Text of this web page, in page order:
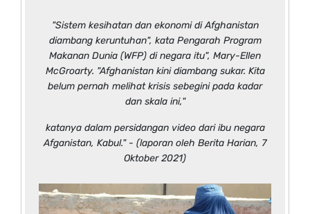
"Sistem kesihatan dan ekonomi di Afghanistan
diambang keruntuhan", kata Pengarah Program
Makanan Dunia (WFP) di negara itu", Mary-Ellen
McGroarty. "Afghanistan kini diambang sukar. Kita
belum pernah melihat krisis sebegini pada kadar
dan skala ini,"
katanya dalam persidangan video dari ibu negara
Afganistan, Kabul." - (laporan oleh Berita Harian, 7
Oktober 2021)